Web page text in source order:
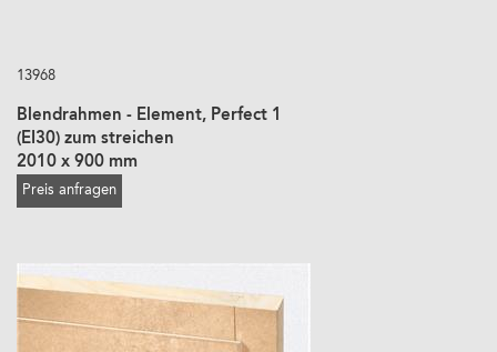
13968
Blendrahmen - Element, Perfect 1
(EI30) zum streichen
2010 x 900 mm
Preis anfragen